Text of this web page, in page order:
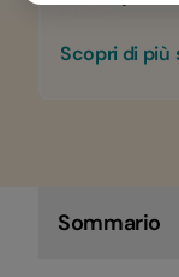
Scopri di più
Sommario